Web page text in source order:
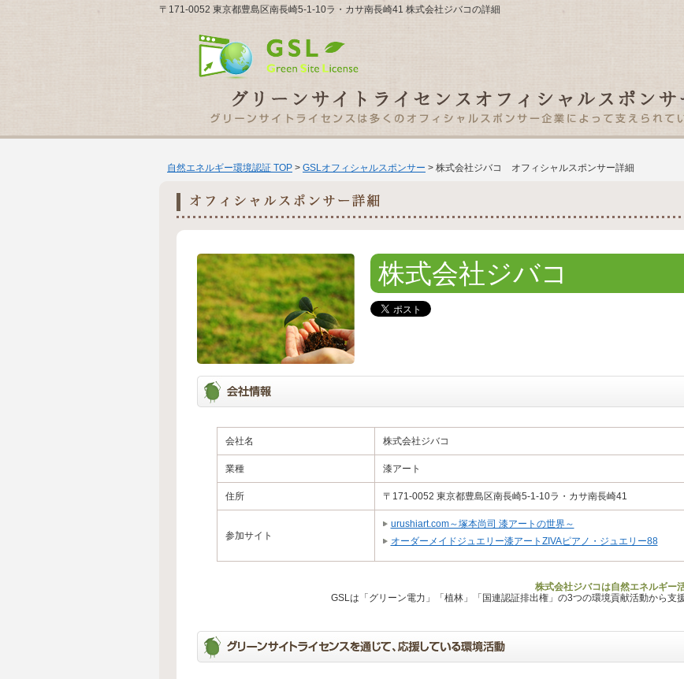
〒171-0052 東京都豊島区南長崎5-1-10ラ・カサ南長崎41 株式会社ジバコの詳細
自然エネルギー環境認証 TOP > GSLオフィシャルスポンサー > 株式会社ジバコ オフィシャルスポンサー詳細
株式会社ジバコ
会社名 株式会社ジバコ
業種 漆アート
住所 〒171-0052 東京都豊島区南長崎5-1-10ラ・カサ南長崎41
参加サイト
urushiart.com～塚本尚司 漆アートの世界～
オーダーメイドジュエリー漆アートZIVAピアノ・ジュエリー88
株式会社ジバコは自然エネルギー
GSLは「グリーン電力」「植林」「国連認証排出権」の3つの環境貢献活動から支